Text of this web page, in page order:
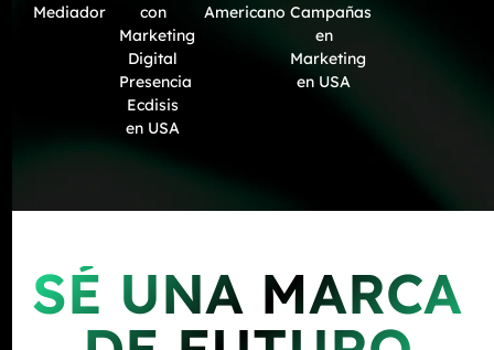
Mediador
con
Marketing
Digital
Presencia
Ecdisis
en USA
AmericanoCampañas
en
Marketing
en USA
SÉ UNA MARCA